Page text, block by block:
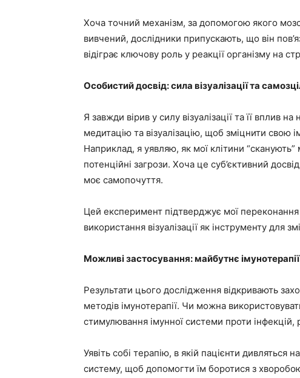
Хоча точний механізм, за допомогою якого
вивчений, дослідники припускають, що він
відіграє ключову роль у реакції організму на
Особистий досвід: сила візуалізації та
Я завжди вірив у силу візуалізації та її вплив
медитацію та візуалізацію, щоб зміцнити свою
Наприклад, я уявляю, як мої клітини
потенційні загрози. Хоча це суб’єктивний
моє самопочуття.
Цей експеримент підтверджує мої
використання візуалізації як інструменту для
Можливі застосування: майбутнє імунотерапії
Результати цього дослідження відкривають
методів імунотерапії. Чи можна
стимулювання імунної системи проти інфекцій,
Уявіть собі терапію, в якій пацієнти
систему, щоб допомогти їм боротися з